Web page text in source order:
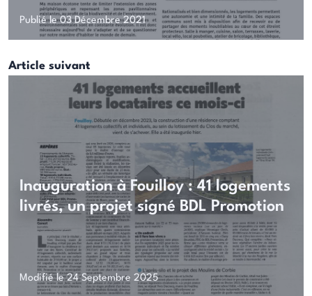
Publié le 03 Décembre 2021
Article suivant
Inauguration à Fouilloy : 41 logements
livrés, un projet signé BDL Promotion
Modifié le 24 Septembre 2025